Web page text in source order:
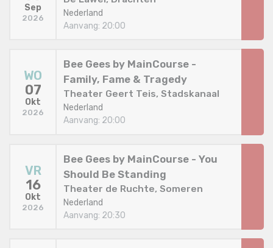
Sep
2026
Nederland
Aanvang: 20:00
WO
07
Okt
2026
Bee Gees by MainCourse -
Family, Fame & Tragedy
Theater Geert Teis, Stadskanaal
Nederland
Aanvang: 20:00
VR
16
Okt
2026
Bee Gees by MainCourse - You
Should Be Standing
Theater de Ruchte, Someren
Nederland
Aanvang: 20:30